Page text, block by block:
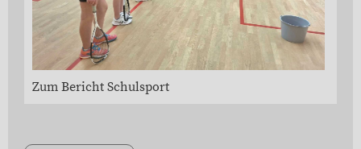
Zum Bericht Schulsport